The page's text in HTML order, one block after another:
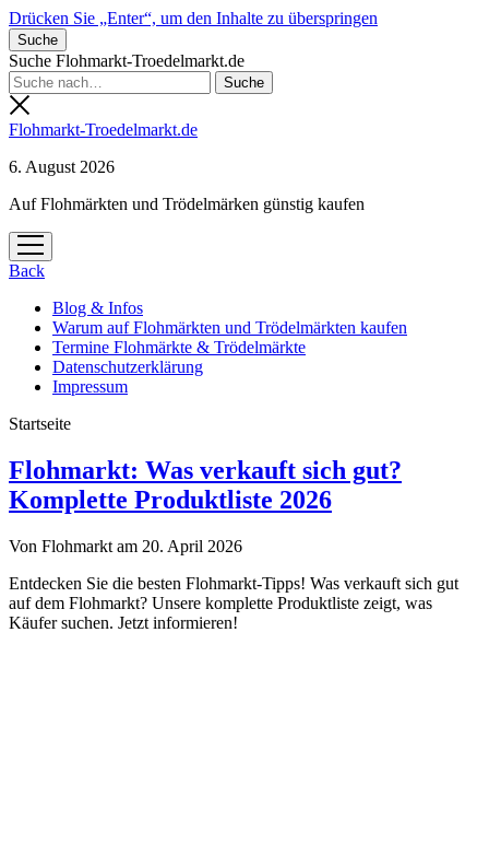
Drücken Sie „Enter“, um den Inhalte zu überspringen
Suche
Suche Flohmarkt-Troedelmarkt.de
Flohmarkt-Troedelmarkt.de
6. August 2026
Auf Flohmärkten und Trödelmärken günstig kaufen
Menü
öffnen
Back
Blog & Infos
Warum auf Flohmärkten und Trödelmärkten kaufen
Termine Flohmärkte & Trödelmärkte
Datenschutzerklärung
Impressum
Startseite
Flohmarkt-
Troedelmarkt.de
Flohmarkt: Was verkauft sich gut?
Komplette Produktliste 2026
Von Flohmarkt am 20. April 2026
Entdecken Sie die besten Flohmarkt-Tipps! Was verkauft sich gut
auf dem Flohmarkt? Unsere komplette Produktliste zeigt, was
Käufer suchen. Jetzt informieren!